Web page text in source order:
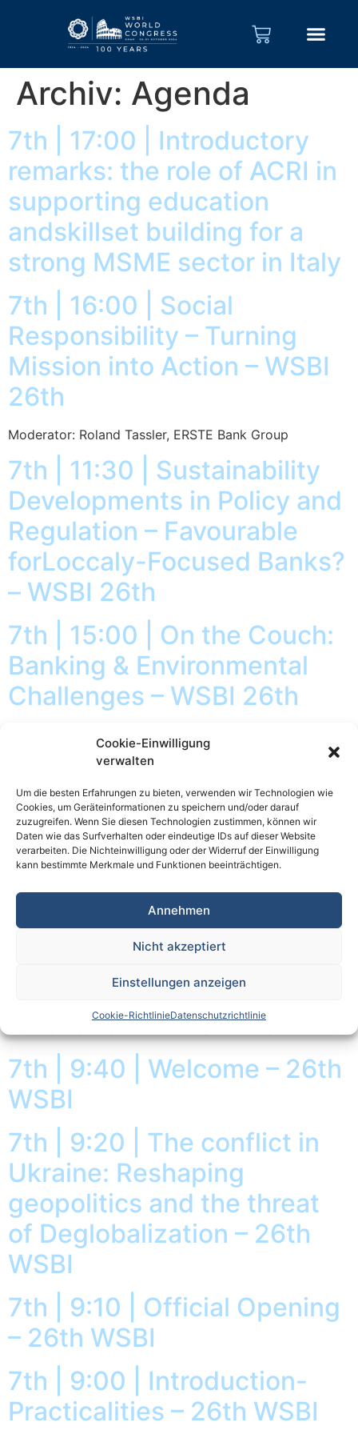
Cookie-Einwilligung
verwalten
Um die besten Erfahrungen zu bieten, verwenden wir Technologien wie
Cookies, um Geräteinformationen zu speichern und/oder darauf
zuzugreifen. Wenn Sie diesen Technologien zustimmen, können wir
Daten wie das Surfverhalten oder eindeutige IDs auf dieser Website
verarbeiten. Die Nichteinwilligung oder der Widerruf der Einwilligung
kann bestimmte Merkmale und Funktionen beeinträchtigen.
Annehmen
Nicht akzeptiert
Einstellungen anzeigen
Cookie-RichtlinieDatenschutzrichtlinie
Archiv: Agenda
7th | 17:00 | Introductory
remarks: the role of ACRI in
supporting education
andskillset building for a
strong MSME sector in Italy
7th | 16:00 | Social
Responsibility – Turning
Mission into Action – WSBI
26th
Moderator: Roland Tassler, ERSTE Bank Group
7th | 11:30 | Sustainability
Developments in Policy and
Regulation – Favourable
forLoccaly-Focused Banks?
– WSBI 26th
7th | 15:00 | On the Couch:
Banking & Environmental
Challenges – WSBI 26th
7th | 14:00 | Between Bricks
and Clicks: The Role of the
Bank Branch in the Digital
Era – WSBI 26th
7th | 10:30 | Future-Proof
Banking: How Do Savings
and Retail Banks Support
Digitalisation and
Innovation? – WSBI 26th
7th | 9:40 | Welcome – 26th
WSBI
7th | 9:20 | The conflict in
Ukraine: Reshaping
geopolitics and the threat
of Deglobalization – 26th
WSBI
7th | 9:10 | Official Opening
– 26th WSBI
7th | 9:00 | Introduction-
Practicalities – 26th WSBI